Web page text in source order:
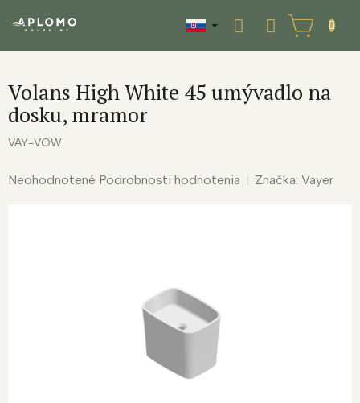
NÁKUPNÝ
KOŠÍK
Volans High White 45 umývadlo na
dosku, mramor
VAY-VOW
Priemerné
Neohodnotené Podrobnosti hodnotenia Značka: Vayer